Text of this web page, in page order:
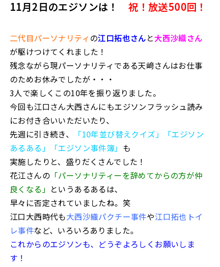
11月2日のエジソンは！祝！放送500回 ！
二代目パーソナリティの江口拓也さんと大西沙織さん
が駆けつけてくれました！
残念ながら現パーソナリティである天﨑さんはお仕事
のためお休みでしたが・・・
3人で楽しくこの10年を振り返りました。
今回も江口さん大西さんにもエジソンフラッシュ読み
にお付き合いいただいたり、
先週に引き続き、
「10年並び替えクイズ」「エジソン
あるある」「エジソン事件簿」 も
実施したりと、盛りだくさんでした！
花江さんの 「パーソナリティーを辞めてからの方が仲
良くなる」 というあるあるは、
早々に否定されていましたね。笑
江口大西時代も大西沙織パクチー事件や江口拓也トイ
レ事件など、いろいろありました。
これからのエジソンも、どうぞよろしくお願いしま
す！